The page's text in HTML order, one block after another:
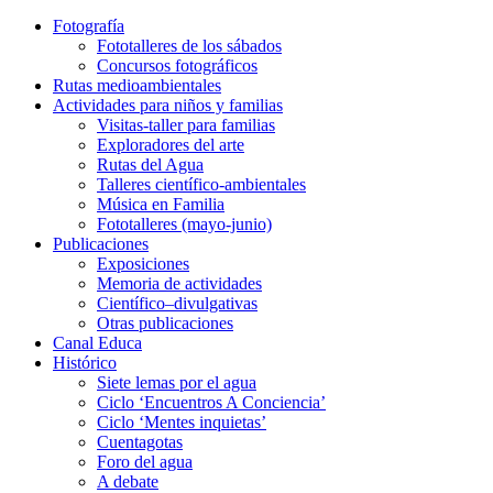
Fotografía
Fototalleres de los sábados
Concursos fotográficos
Rutas medioambientales
Actividades para niños y familias
Visitas-taller para familias
Exploradores del arte
Rutas del Agua
Talleres científico-ambientales
Música en Familia
Fototalleres (mayo-junio)
Publicaciones
Exposiciones
Memoria de actividades
Científico–divulgativas
Otras publicaciones
Canal Educa
Histórico
Siete lemas por el agua
Ciclo ‘Encuentros A Conciencia’
Ciclo ‘Mentes inquietas’
Cuentagotas
Foro del agua
A debate